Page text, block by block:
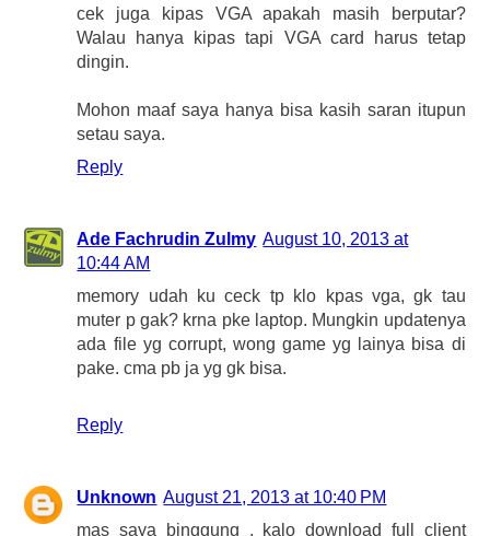
cek juga kipas VGA apakah masih berputar?
Walau hanya kipas tapi VGA card harus tetap
dingin.
Mohon maaf saya hanya bisa kasih saran itupun
setau saya.
Reply
Ade Fachrudin Zulmy August 10, 2013 at
10:44 AM
memory udah ku ceck tp klo kpas vga, gk tau
muter p gak? krna pke laptop. Mungkin updatenya
ada file yg corrupt, wong game yg lainya bisa di
pake. cma pb ja yg gk bisa.
Reply
Unknown August 21, 2013 at 10:40 PM
mas saya binggung , kalo download full client